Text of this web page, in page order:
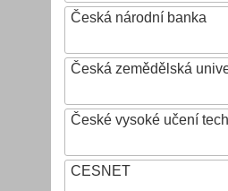
Česká národní banka
Česká zemědělská
České vysoké učení
CESNET